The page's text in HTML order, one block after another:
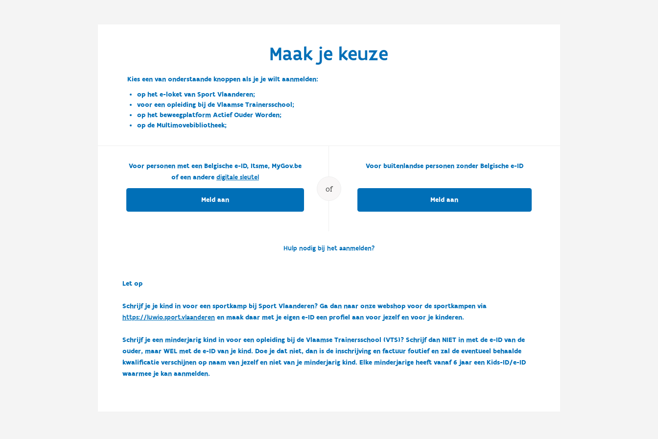
Maak je keuze
Kies een van onderstaande knoppen als je je wilt aanmelden:
op het e-loket van Sport Vlaanderen;
voor een opleiding bij de Vlaamse Trainersschool;
op het beweegplatform Actief Ouder Worden;
op de Multimovebibliotheek;
of
Voor personen met een Belgische e-ID, Itsme, MyGov.be
of een andere digitale sleutel
Meld aan
Voor buitenlandse personen zonder Belgische e-ID
Meld aan
Hulp nodig bij het aanmelden?
Let op
Schrijf je je kind in voor een sportkamp bij Sport Vlaanderen? Ga dan naar onze webshop voor de sportkampen via
https://luwio.sport.vlaanderenen maak daar met je eigen e-ID een profiel aan voor jezelf en voor je kinderen.
Schrijf je een minderjarig kind in voor een opleiding bij de Vlaamse Trainersschool (VTS)? Schrijf dan NIET in met de e-ID van de
ouder, maar WEL met de e-ID van je kind. Doe je dat niet, dan is de inschrijving en factuur foutief en zal de eventueel behaalde
kwalificatie verschijnen op naam van jezelf en niet van je minderjarig kind. Elke minderjarige heeft vanaf 6 jaar een Kids-ID/e-ID
waarmee je kan aanmelden.